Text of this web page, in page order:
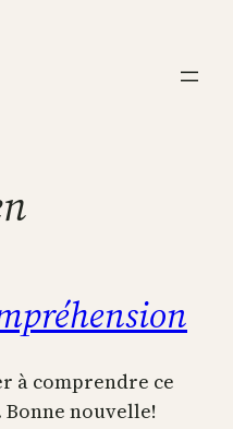
à comprendre ce
nouvelle!